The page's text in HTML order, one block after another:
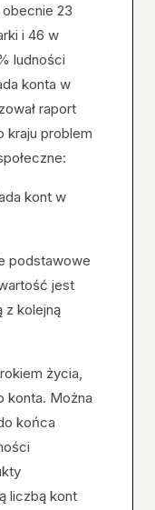
23
i 46 w
ludności
konta w
raport
kraju problem
kont w
podstawowe
jest
z kolejną
życia,
konta. Można
końca
liczbą kont